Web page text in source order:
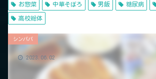
お惣菜 中華そぼろ 男飯 糖尿病
高校総体
シンパパ
2023.06.02